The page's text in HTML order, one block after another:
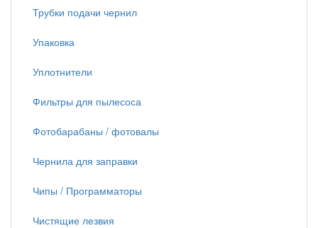
Трубки подачи чернил
Упаковка
Уплотнители
Фильтры для пылесоса
Фотобарабаны / фотовалы
Чернила для заправки
Чипы / Программаторы
Чистящие лезвия